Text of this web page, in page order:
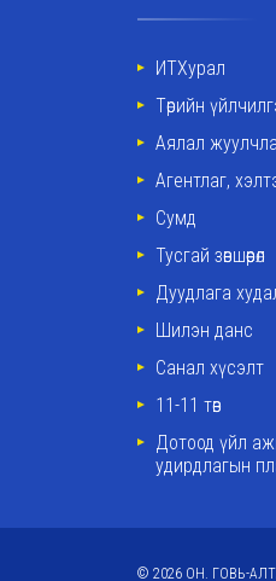
ИТХурал
Төрийн
Аялал
Агентлаг,
Сумд
Тусгай зөвшөөрөл
Дуудлага
Шилэн данс
Санал хүсэлт
11-11 төв
Дотоод үйл
удирдлагын
© 2026 ОН. ГОВЬ-